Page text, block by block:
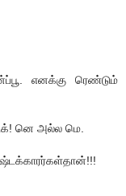
எனக்கு ரெண்டும்
னெ அல்ல மெ.